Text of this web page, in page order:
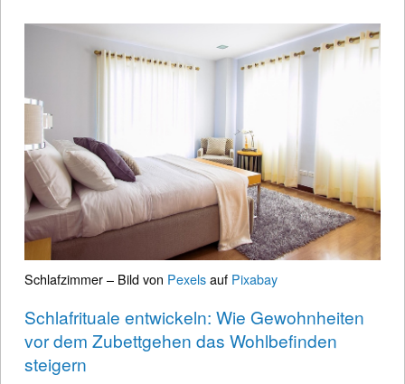
Schlafzimmer – Bild von Pexelsauf Pixabay
Schlafrituale entwickeln: Wie Gewohnheiten
vor dem Zubettgehen das Wohlbefinden
steigern